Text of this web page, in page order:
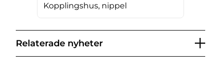
Kopplingshus, nippel
Relaterade nyheter